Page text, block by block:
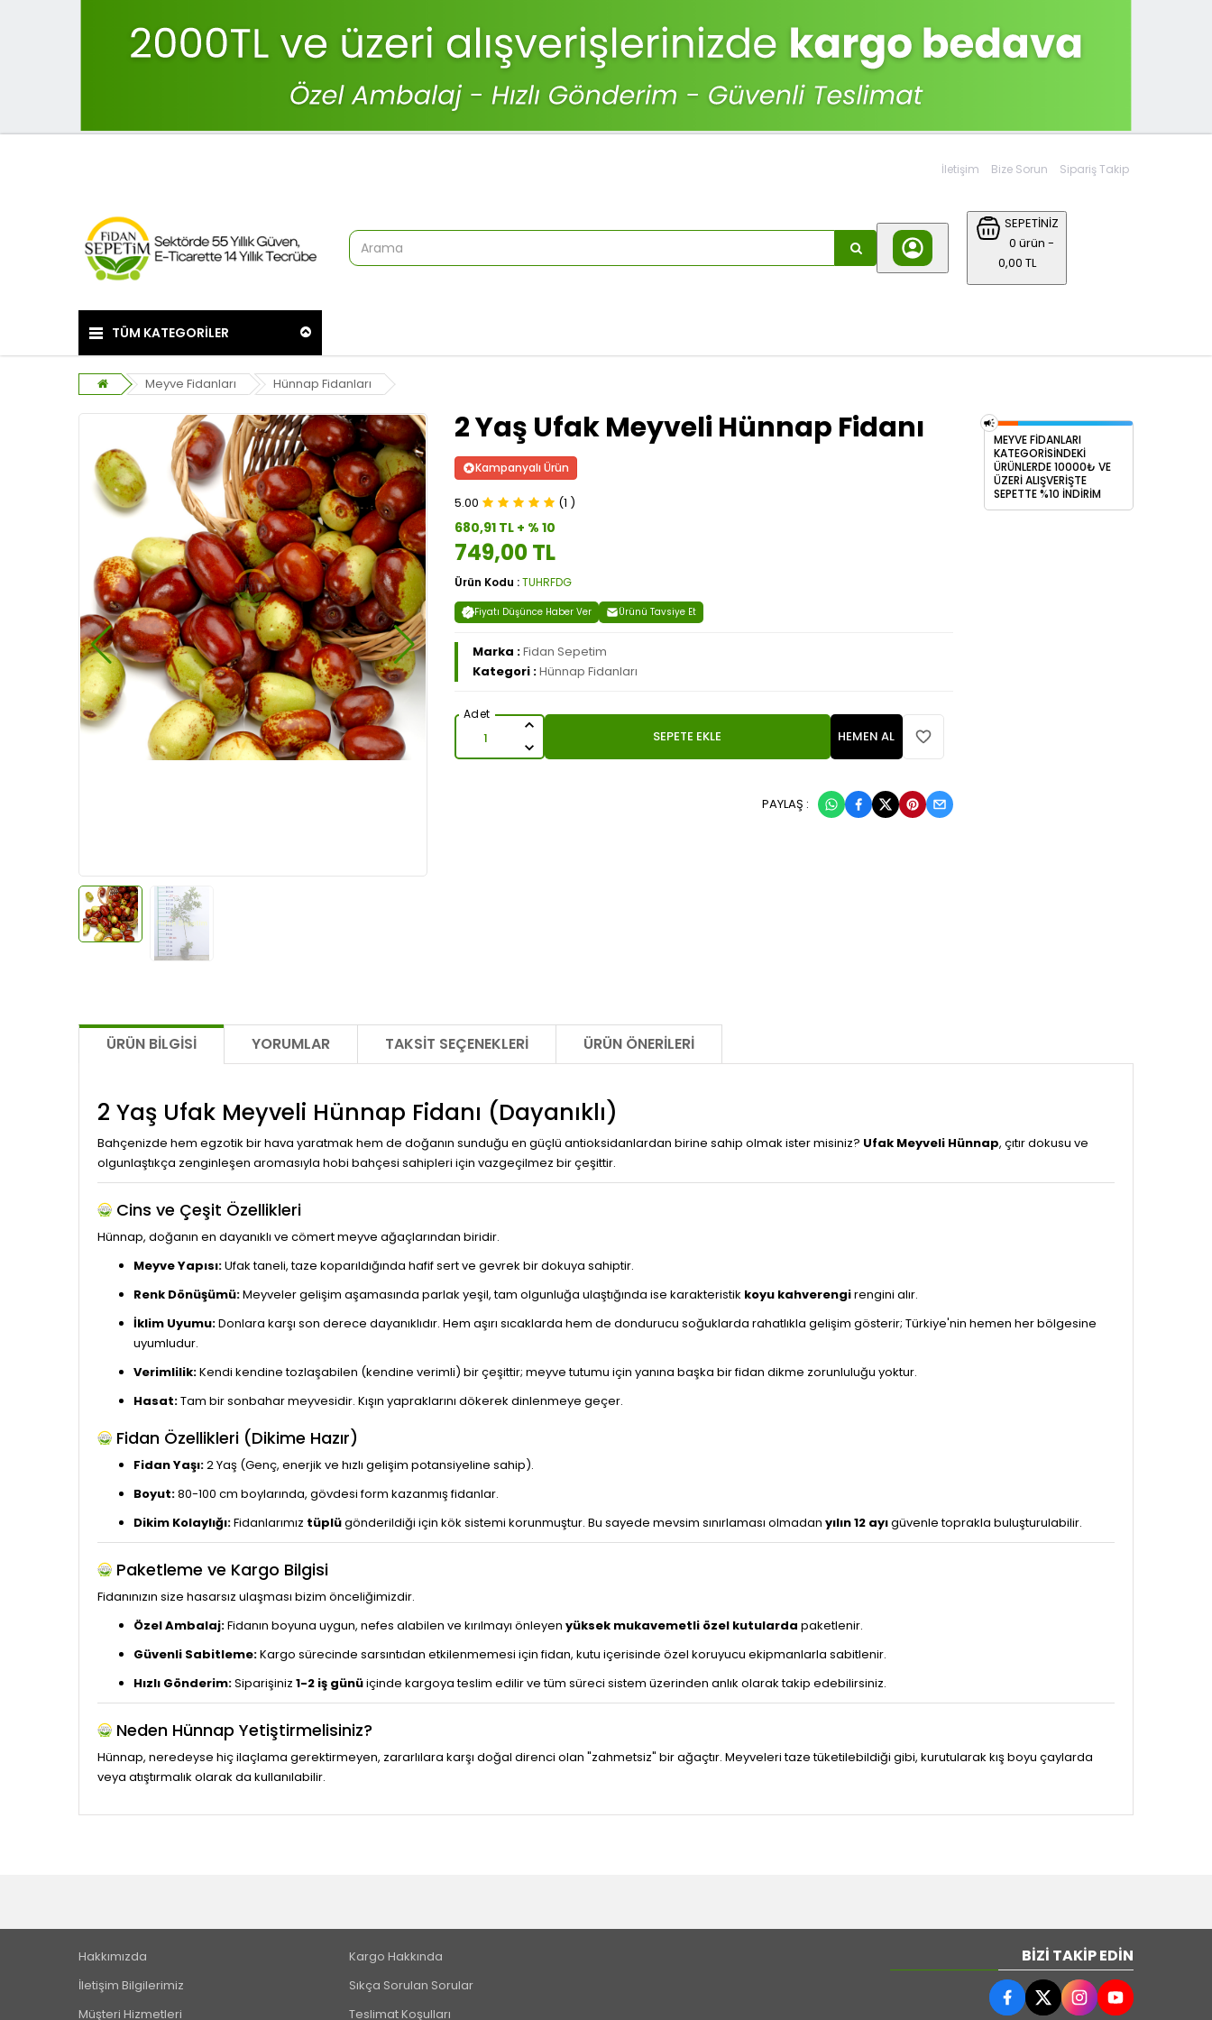
İletişim Bize Sorun Sipariş Takip
SEPETİNİZ
0 ürün -
0,00 TL
TÜM KATEGORİLER
Meyve Fidanları Hünnap Fidanları
2 Yaş Ufak Meyveli Hünnap Fidanı
Kampanyalı Ürün
5.00 (1 )
680,91 TL + % 10
749,00 TL
Ürün Kodu :TUHRFDG
Fiyatı Düşünce Haber Ver Ürünü Tavsiye Et
Marka :Fidan Sepetim
Kategori :Hünnap Fidanları
SEPETE EKLE HEMEN AL
PAYLAŞ :
MEYVE FİDANLARI
KATEGORİSİNDEKİ
ÜRÜNLERDE 10000₺ VE
ÜZERİ ALIŞVERİŞTE
SEPETTE %10 İNDİRİM
ÜRÜN BILGISI YORUMLAR TAKSIT SEÇENEKLERI ÜRÜN ÖNERILERI
2 Yaş Ufak Meyveli Hünnap Fidanı (Dayanıklı)
Bahçenizde hem egzotik bir hava yaratmak hem de doğanın sunduğu en güçlü antioksidanlardan birine sahip olmak ister misiniz? Ufak Meyveli Hünnap, çıtır dokusu ve
olgunlaştıkça zenginleşen aromasıyla hobi bahçesi sahipleri için vazgeçilmez bir çeşittir.
Cins ve Çeşit Özellikleri
Hünnap, doğanın en dayanıklı ve cömert meyve ağaçlarından biridir.
Meyve Yapısı:Ufak taneli, taze koparıldığında hafif sert ve gevrek bir dokuya sahiptir.
Renk Dönüşümü:Meyveler gelişim aşamasında parlak yeşil, tam olgunluğa ulaştığında ise karakteristik koyu kahverengirengini alır.
İklim Uyumu:Donlara karşı son derece dayanıklıdır. Hem aşırı sıcaklarda hem de dondurucu soğuklarda rahatlıkla gelişim gösterir; Türkiye'nin hemen her bölgesine
uyumludur.
Verimlilik:Kendi kendine tozlaşabilen (kendine verimli) bir çeşittir; meyve tutumu için yanına başka bir fidan dikme zorunluluğu yoktur.
Hasat:Tam bir sonbahar meyvesidir. Kışın yapraklarını dökerek dinlenmeye geçer.
Fidan Özellikleri (Dikime Hazır)
Fidan Yaşı:2 Yaş (Genç, enerjik ve hızlı gelişim potansiyeline sahip).
Boyut:80-100 cm boylarında, gövdesi form kazanmış fidanlar.
Dikim Kolaylığı:Fidanlarımız tüplügönderildiği için kök sistemi korunmuştur. Bu sayede mevsim sınırlaması olmadan yılın 12 ayıgüvenle toprakla buluşturulabilir.
Paketleme ve Kargo Bilgisi
Fidanınızın size hasarsız ulaşması bizim önceliğimizdir.
Özel Ambalaj:Fidanın boyuna uygun, nefes alabilen ve kırılmayı önleyen yüksek mukavemetli özel kutularda paketlenir.
Güvenli Sabitleme:Kargo sürecinde sarsıntıdan etkilenmemesi için fidan, kutu içerisinde özel koruyucu ekipmanlarla sabitlenir.
Hızlı Gönderim:Siparişiniz 1-2 iş günüiçinde kargoya teslim edilir ve tüm süreci sistem üzerinden anlık olarak takip edebilirsiniz.
Neden Hünnap Yetiştirmelisiniz?
Hünnap, neredeyse hiç ilaçlama gerektirmeyen, zararlılara karşı doğal direnci olan "zahmetsiz" bir ağaçtır. Meyveleri taze tüketilebildiği gibi, kurutularak kış boyu çaylarda
veya atıştırmalık olarak da kullanılabilir.
Hakkımızda
İletişim Bilgilerimiz
Müşteri Hizmetleri
Kargo Hakkında
Sıkça Sorulan Sorular
Teslimat Koşulları
BIZI TAKIP EDIN